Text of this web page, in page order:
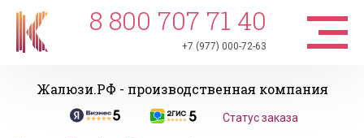
8 800 707 71 40
+7 (977) 000-72-63
Жалюзи.РФ - производственная компания
Статус заказа